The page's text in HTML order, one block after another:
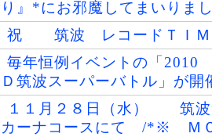
り』*にお邪魔してまいりま
祝 筑波 レコードＴＩＭ
毎年恒例イベントの「
Ｄ筑波スーパーバトル」が開
１１月２８日（水） 筑波
カーナコースにて /*※